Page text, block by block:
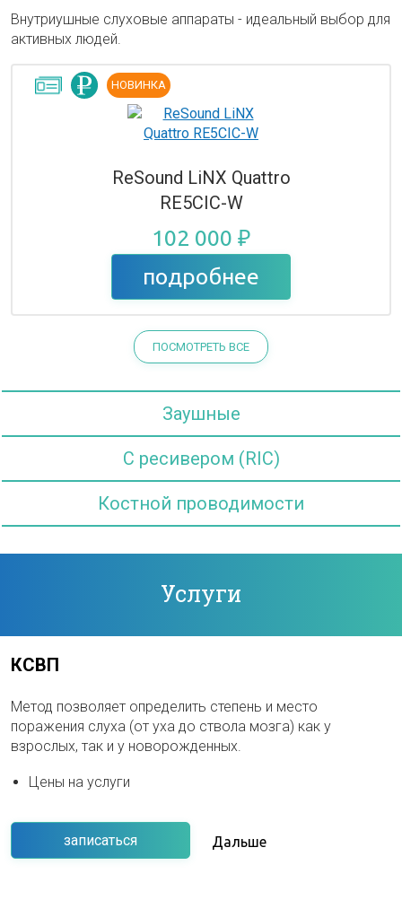
Внутриушные слуховые аппараты - идеальный выбор для
активных людей.
НОВИНКА
ReSound LiNX Quattro
RE5CIC-W
102 000 ₽
подробнее
ПОСМОТРЕТЬ ВСЕ
Заушные
С ресивером (RIC)
Костной проводимости
Услуги
КСВП
Метод позволяет определить степень и место
поражения слуха (от уха до ствола мозга) как у
взрослых, так и у новорожденных.
Цены на услуги
записаться Дальше